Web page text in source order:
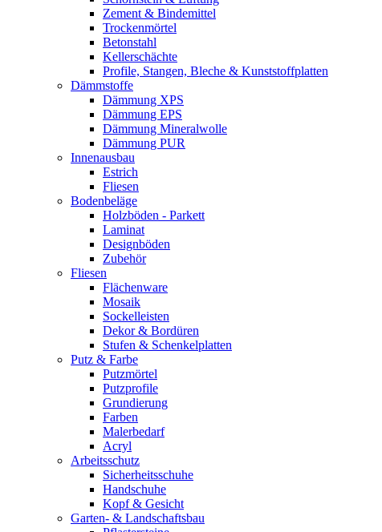
Zement & Bindemittel
Trockenmörtel
Betonstahl
Kellerschächte
Profile, Stangen, Bleche & Kunststoffplatten
Dämmstoffe
Dämmung XPS
Dämmung EPS
Dämmung Mineralwolle
Dämmung PUR
Innenausbau
Estrich
Fliesen
Bodenbeläge
Holzböden - Parkett
Laminat
Designböden
Zubehör
Fliesen
Flächenware
Mosaik
Sockelleisten
Dekor & Bordüren
Stufen & Schenkelplatten
Putz & Farbe
Putzmörtel
Putzprofile
Grundierung
Farben
Malerbedarf
Acryl
Arbeitsschutz
Sicherheitsschuhe
Handschuhe
Kopf & Gesicht
Garten- & Landschaftsbau